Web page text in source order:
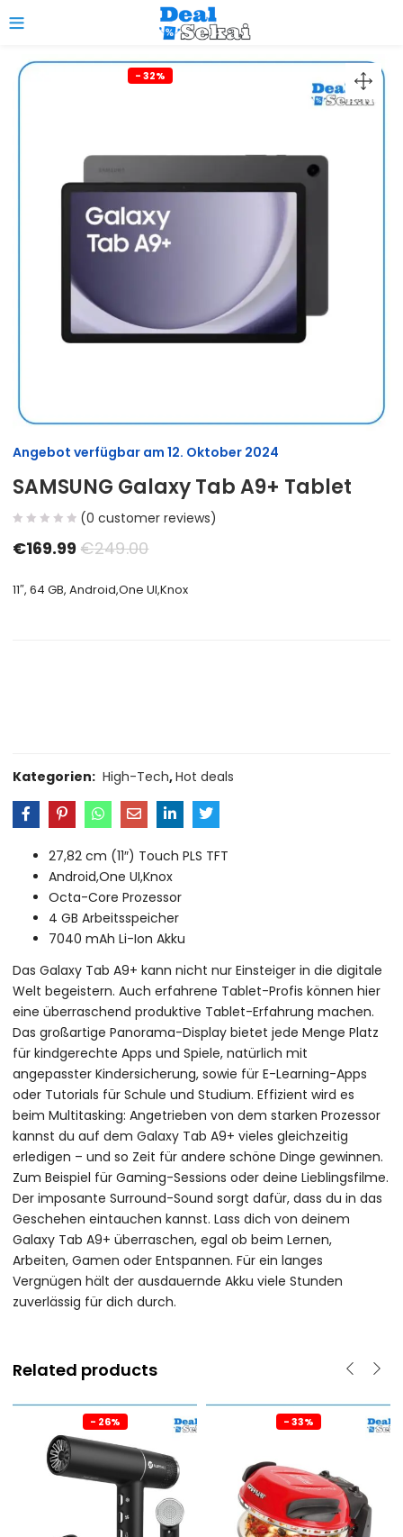
- 32%
Angebot verfügbar am12. Oktober 2024
SAMSUNG Galaxy Tab A9+ Tablet
(0 customer reviews)
€169.99€249.00
11″, 64 GB, Android,One UI,Knox
Kategorien: High-Tech,Hot deals
27,82 cm (11″) Touch PLS TFT
Android,One UI,Knox
Octa-Core Prozessor
4 GB Arbeitsspeicher
7040 mAh Li-Ion Akku
Das Galaxy Tab A9+ kann nicht nur Einsteiger in die digitale
Welt begeistern. Auch erfahrene Tablet-Profis können hier
eine überraschend produktive Tablet-Erfahrung machen.
Das großartige Panorama-Display bietet jede Menge Platz
für kindgerechte Apps und Spiele, natürlich mit
angepasster Kindersicherung, sowie für E-Learning-Apps
oder Tutorials für Schule und Studium. Effizient wird es
beim Multitasking: Angetrieben von dem starken Prozessor
kannst du auf dem Galaxy Tab A9+ vieles gleichzeitig
erledigen – und so Zeit für andere schöne Dinge gewinnen.
Zum Beispiel für Gaming-Sessions oder deine Lieblingsfilme.
Der imposante Surround-Sound sorgt dafür, dass du in das
Geschehen eintauchen kannst. Lass dich von deinem
Galaxy Tab A9+ überraschen, egal ob beim Lernen,
Arbeiten, Gamen oder Entspannen. Für ein langes
Vergnügen hält der ausdauernde Akku viele Stunden
zuverlässig für dich durch.
Related products
- 26% - 33%